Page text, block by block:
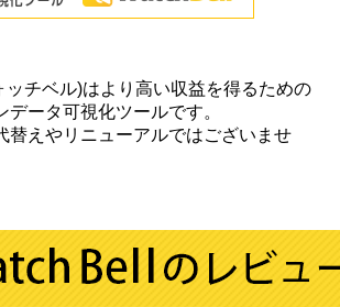
チベル)はより高い収益を得るための
データ可視化ツールです。
替えやリニューアルではございませ